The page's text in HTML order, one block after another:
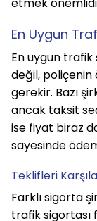
En Uygun
En uygun trafik
değil, poliçenin
gerekir. Bazı
ancak taksit
ise fiyat biraz
sayesinde
Teklifleri
Farklı sigorta
trafik sigortası